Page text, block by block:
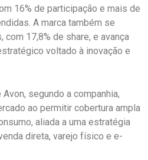
16% de participação e mais de
A marca também se
17,8% de share, e avança
voltado à inovação e
segundo a companhia,
ao permitir cobertura ampla
aliada a uma estratégia
direta, varejo físico e e-